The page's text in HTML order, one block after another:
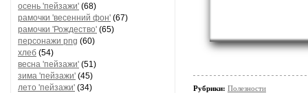
осень 'пейзажи' (68)
рамочки 'весенний фон' (67)
рамочки 'Рождество' (65)
персонажи png (60)
хлеб (54)
весна 'пейзажи' (51)
зима 'пейзажи' (45)
лето 'пейзажи' (34)
Рубрики: Полезности